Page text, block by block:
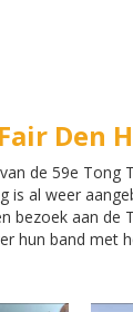
Den
de 59e Tong
is al weer
bezoek aan de
hun band met